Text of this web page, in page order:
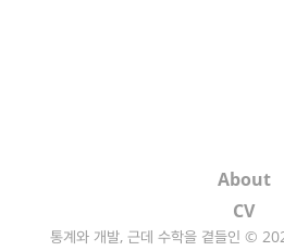
About
CV
통계와 개발, 근데 수학을 곁들인 ©